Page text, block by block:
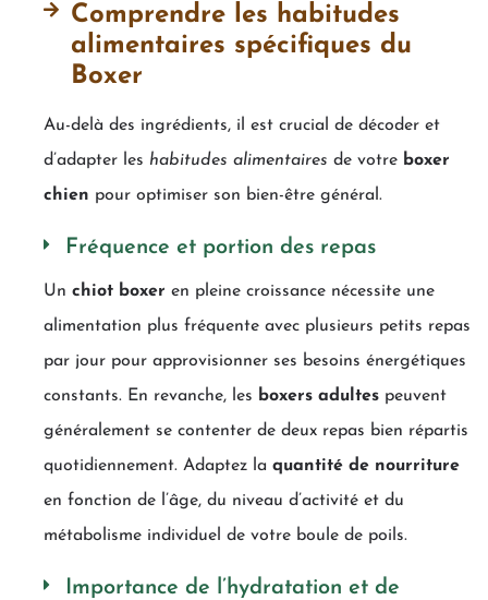
Comprendre les habitudes
alimentaires spécifiques du
Boxer
Au-delà des ingrédients, il est crucial de décoder et
d’adapter les habitudes alimentaires de votre boxer
chien pour optimiser son bien-être général.
Fréquence et portion des repas
Un chiot boxer en pleine croissance nécessite une
alimentation plus fréquente avec plusieurs petits repas
par jour pour approvisionner ses besoins énergétiques
constants. En revanche, les boxers adultes peuvent
généralement se contenter de deux repas bien répartis
quotidiennement. Adaptez la quantité de nourriture
en fonction de l’âge, du niveau d’activité et du
métabolisme individuel de votre boule de poils.
Importance de l’hydratation et de